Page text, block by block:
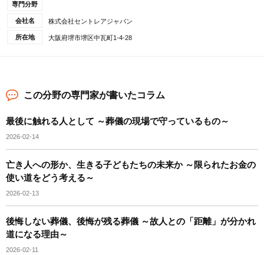
専門分野
会社名 株式会社セントレアジャパン
所在地 大阪府堺市堺区中瓦町1-4-28
この分野の専門家が書いたコラム
最後に触れる人として ～葬儀の現場で守っているもの～
2026-02-14
亡き人への形か、生きる子どもたちの未来か ～限られたお金の
使い道をどう考える～
2026-02-13
後悔しない葬儀、後悔が残る葬儀 ～故人との「距離」が分かれ
道になる理由～
2026-02-11